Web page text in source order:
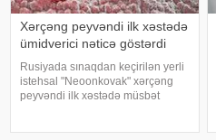
Xərçəng peyvəndi ilk xəstədə
ümidverici nəticə göstərdi
Rusiyada sınaqdan keçirilən yerli
istehsal "Neoonkovak" xərçəng
peyvəndi ilk xəstədə müsbət